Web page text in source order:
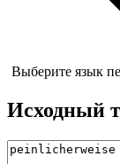
Выберите язык
Исходный